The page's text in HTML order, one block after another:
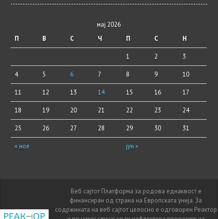
мај 2026
П
В С Ч П С Н
« ное јун »
1 2 3
4 5 6 7 8 9 10
11 12 13 14 15 16 17
18 19 20 21 22 23 24
25 26 27 28 29 30 31
Веб сајтот Платформа за родова еднаквост е
финансиран од страна на Европската унија. За
содржината на веб сајтот целосно е одговорен Реактор